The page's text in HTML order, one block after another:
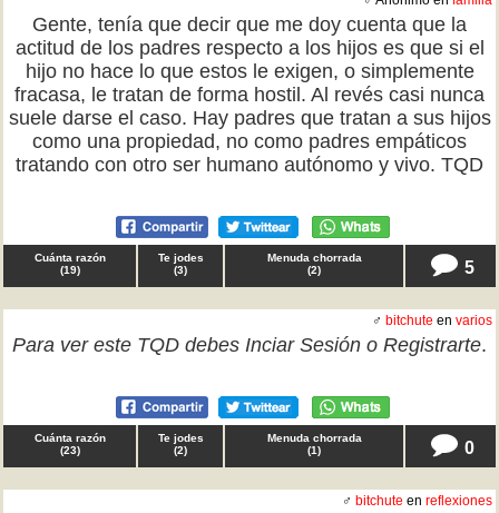
Gente, tenía que decir que me doy cuenta que la
actitud de los padres respecto a los hijos es que si el
hijo no hace lo que estos le exigen, o simplemente
fracasa, le tratan de forma hostil. Al revés casi nunca
suele darse el caso. Hay padres que tratan a sus hijos
como una propiedad, no como padres empáticos
tratando con otro ser humano autónomo y vivo. TQD
Cuánta razón
(19)
Te jodes
(3)
Menuda chorrada
(2) 5
♂ bitchute en varios
Para ver este TQD debes Inciar Sesión o Registrarte.
Cuánta razón
(23)
Te jodes
(2)
Menuda chorrada
(1) 0
♂ bitchute en reflexiones